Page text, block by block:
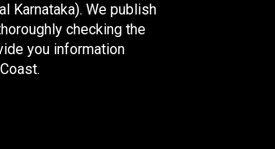
Karnataka). We publish
checking the
you information